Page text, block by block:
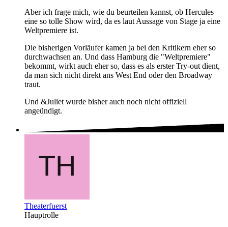
Aber ich frage mich, wie du beurteilen kannst, ob Hercules
eine so tolle Show wird, da es laut Aussage von Stage ja eine
Weltpremiere ist.
Die bisherigen Vorläufer kamen ja bei den Kritikern eher so
durchwachsen an. Und dass Hamburg die "Weltpremiere"
bekommt, wirkt auch eher so, dass es als erster Try-out dient,
da man sich nicht direkt ans West End oder den Broadway
traut.
Und &Juliet wurde bisher auch noch nicht offiziell
angeündigt.
Theaterfuerst
Hauptrolle